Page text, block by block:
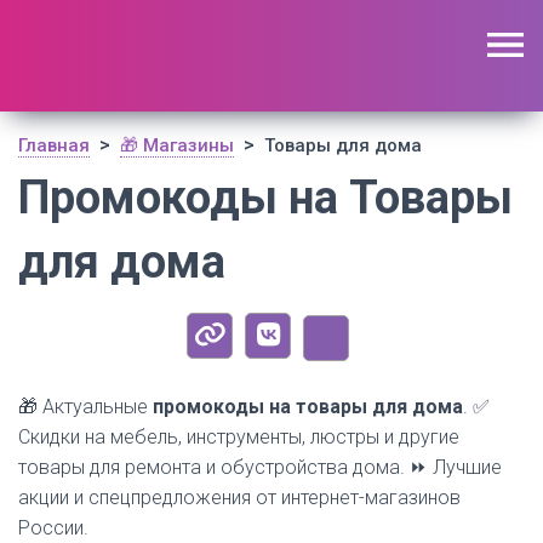
Главная > 🎁 Магазины > Товары для дома
Промокоды на Товары
для дома
🎁 Актуальные промокоды на товары для дома. ✅
Скидки на мебель, инструменты, люстры и другие
товары для ремонта и обустройства дома. ⏩ Лучшие
акции и спецпредложения от интернет-магазинов
России.